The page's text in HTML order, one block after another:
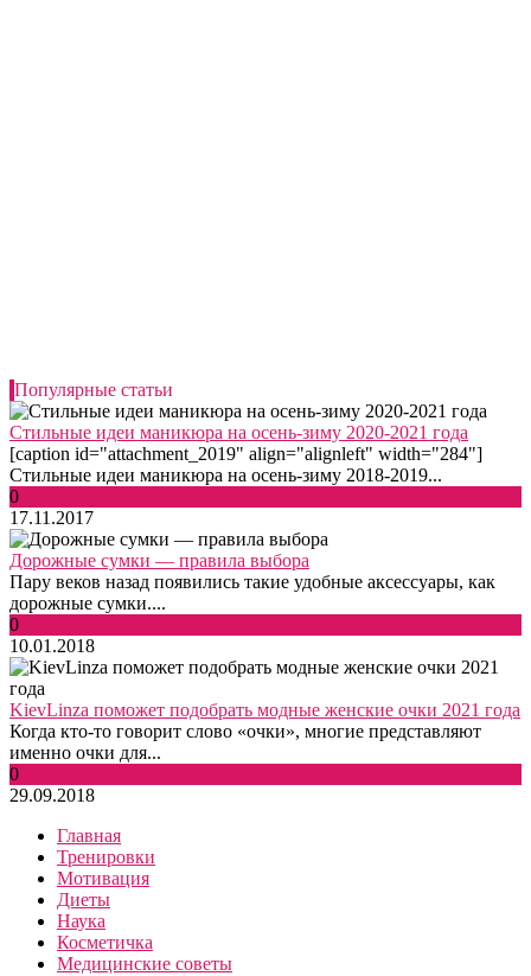
Популярные статьи
Стильные идеи маникюра на осень-зиму 2020-2021 года
[caption id="attachment_2019" align="alignleft" width="284"]
Стильные идеи маникюра на осень-зиму 2018-2019...
0
17.11.2017
Дорожные сумки — правила выбора
Пару веков назад появились такие удобные аксессуары, как
дорожные сумки....
0
10.01.2018
KievLinza поможет подобрать модные женские очки 2021 года
Когда кто-то говорит слово «очки», многие представляют
именно очки для...
0
29.09.2018
Главная
Тренировки
Мотивация
Диеты
Наука
Косметичка
Медицинские советы